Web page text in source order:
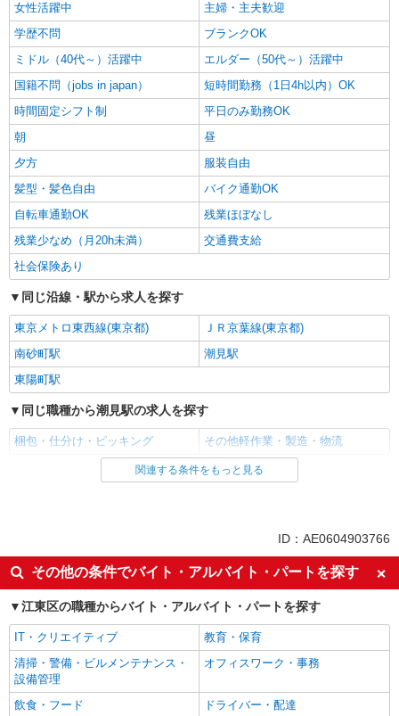
女性活躍中
主婦・主夫歓迎
学歴不問
ブランクOK
ミドル（40代～）活躍中
エルダー（50代～）活躍中
国籍不問（jobs in japan）
短時間勤務（1日4h以内）OK
時間固定シフト制
平日のみ勤務OK
朝
昼
夕方
服装自由
髪型・髪色自由
バイク通勤OK
自転車通勤OK
残業ほぼなし
残業少なめ（月20h未満）
交通費支給
社会保険あり
同じ沿線・駅から求人を探す
東京メトロ東西線(東京都)
ＪＲ京葉線(東京都)
南砂町駅
潮見駅
東陽町駅
同じ職種から潮見駅の求人を探す
梱包・仕分け・ピッキング その他軽作業・製造・物流
同じ雇用形態から潮見駅の求人を探す
Web面接OK
友達と応募OK
未経験歓迎
経験者・有資格者歓迎
女性活躍中
主婦・主夫歓迎
学歴不問
ブランクOK
ミドル（40代～）活躍中
エルダー（50代～）活躍中
国籍不問（jobs in japan）
短時間勤務（1日4h以内）OK
関連する条件をもっと見る
ID：AE0604903766
その他の条件でバイト・アルバイト・パートを探す
江東区の職種からバイト・アルバイト・パートを探す
IT・クリエイティブ
教育・保育
清掃・警備・ビルメンテナンス・
設備管理
オフィスワーク・事務
飲食・フード ドライバー・配達